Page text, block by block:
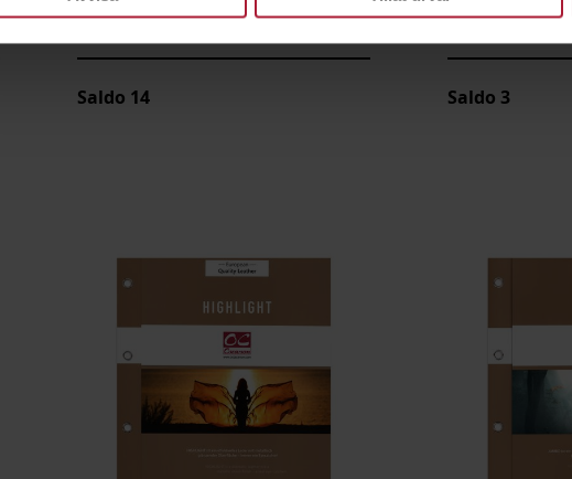
Saldo 14 Saldo 3